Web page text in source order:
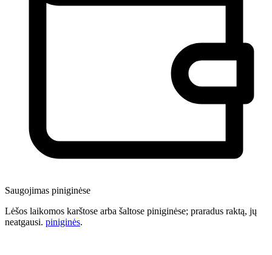
Saugojimas piniginėse
Lėšos laikomos karštose arba šaltose piniginėse; praradus raktą, jų
neatgausi. piniginės.